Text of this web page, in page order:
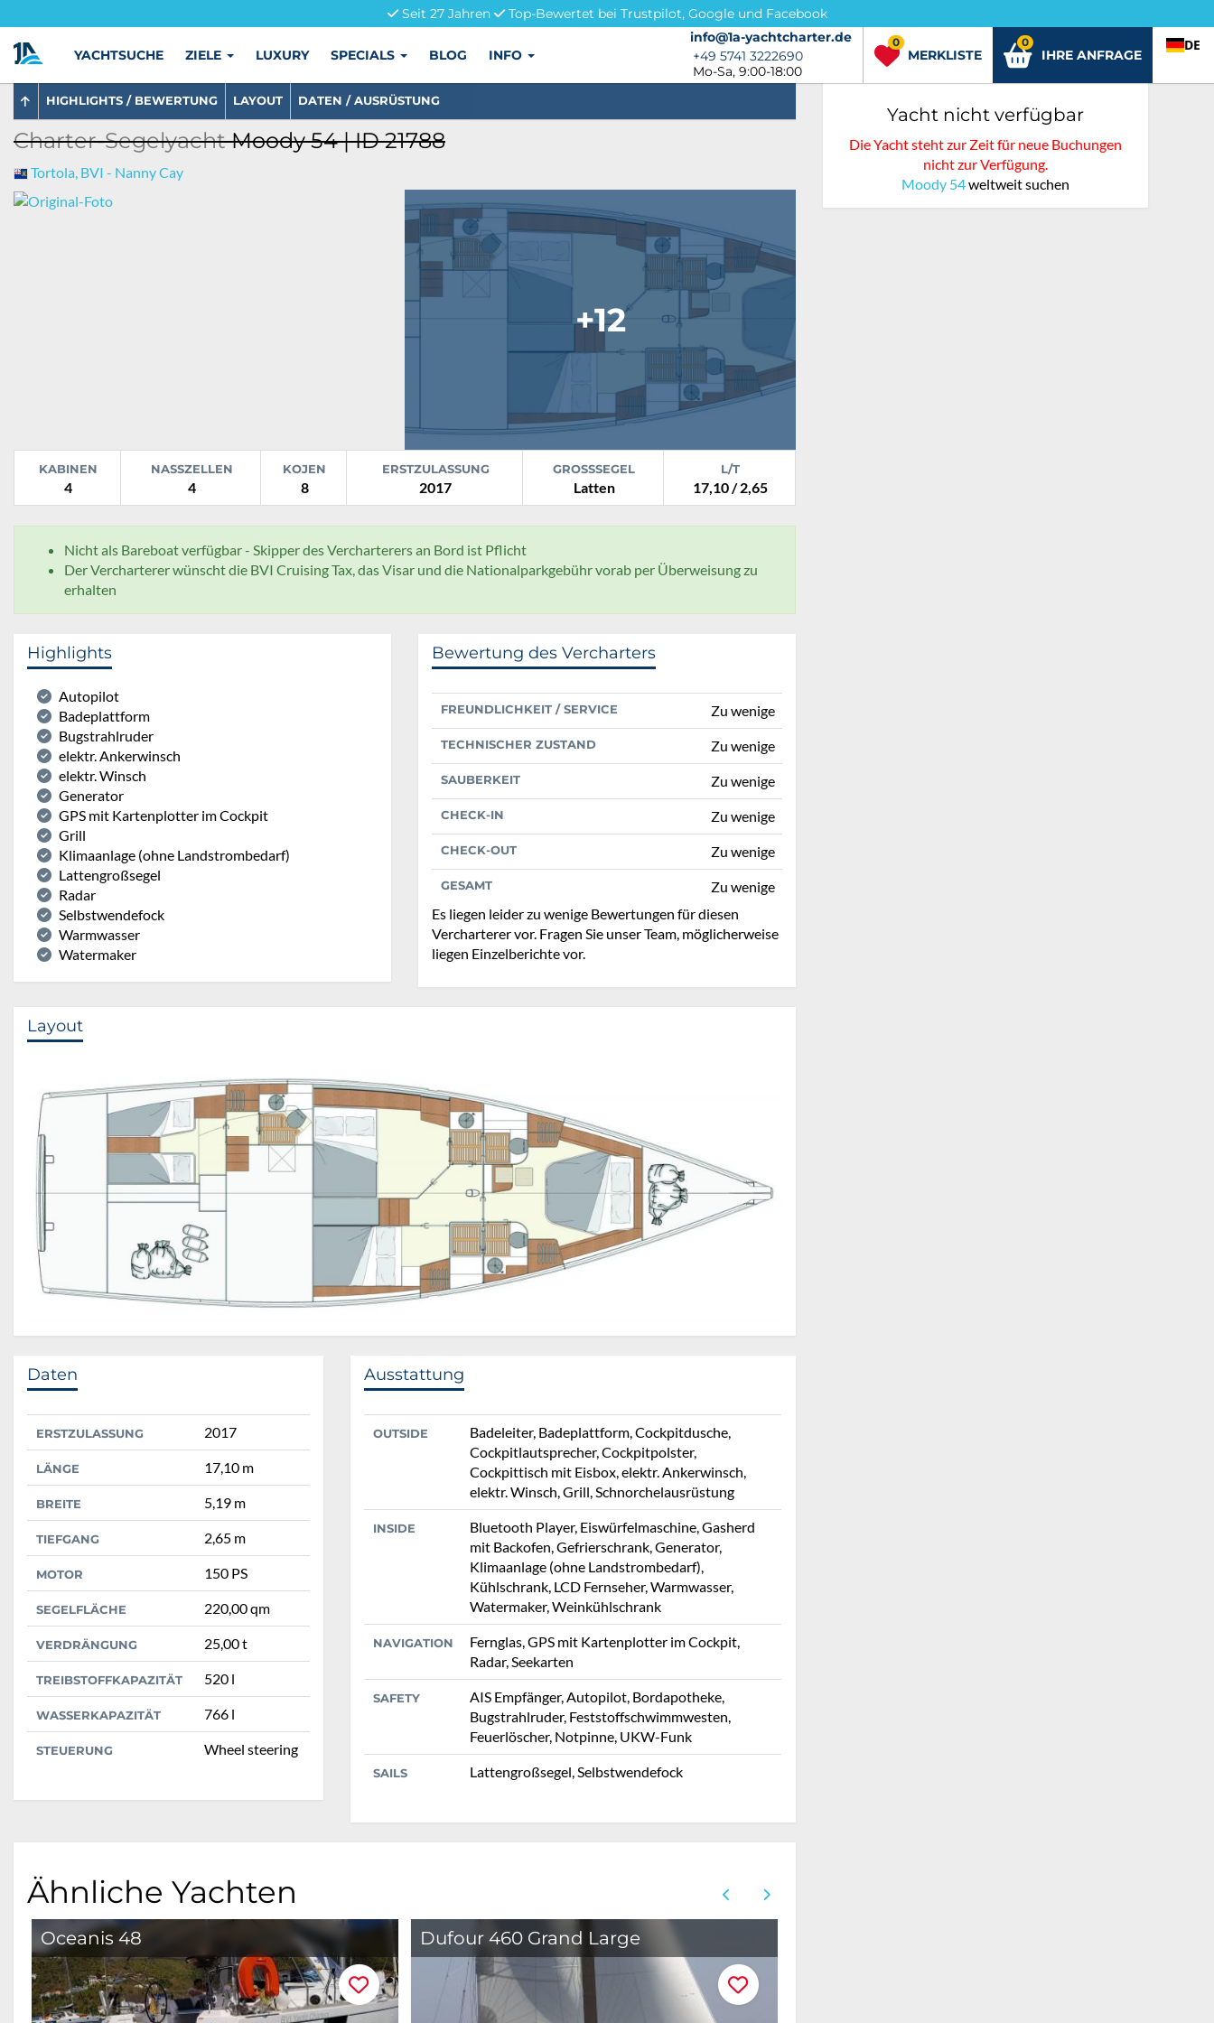
Seit 27 Jahren
Top-Bewertet bei Trustpilot, Google und Facebook
info@1a-yachtcharter.de
info@1a-yachtcharter.de
+49 5741 3222690
+49 5741 3222690
Mo-Sa, 9:00-18:00
MERKLISTE
0
IHRE ANFRAGE
0 DE
YACHTSUCHE ZIELE LUXURY SPECIALS BLOG INFO
HIGHLIGHTS / BEWERTUNG LAYOUT DATEN / AUSRÜSTUNG
Charter-SegelyachtMoody 54 | ID 21788
Tortola, BVI - Nanny Cay
+12
KABINEN
4
NASSZELLEN
4
KOJEN
8
ERSTZULASSUNG
2017
GROSSSEGEL
Latten
L/T
17,10 / 2,65
Nicht als Bareboat verfügbar - Skipper des Vercharterers an Bord ist Pflicht
Der Vercharterer wünscht die BVI Cruising Tax, das Visar und die Nationalparkgebühr vorab per Überweisung zu
erhalten
Highlights
Autopilot
Badeplattform
Bugstrahlruder
elektr. Ankerwinsch
elektr. Winsch
Generator
GPS mit Kartenplotter im Cockpit
Grill
Klimaanlage (ohne Landstrombedarf)
Lattengroßsegel
Radar
Selbstwendefock
Warmwasser
Watermaker
Bewertung des Vercharters
FREUNDLICHKEIT / SERVICE Zu wenige
TECHNISCHER ZUSTAND Zu wenige
SAUBERKEIT Zu wenige
CHECK-IN Zu wenige
CHECK-OUT Zu wenige
GESAMT
Zu wenige
Es liegen leider zu wenige Bewertungen für diesen
Vercharterer vor. Fragen Sie unser Team, möglicherweise
liegen Einzelberichte vor.
Layout
Daten
ERSTZULASSUNG 2017
LÄNGE 17,10 m
BREITE 5,19 m
TIEFGANG 2,65 m
MOTOR 150 PS
SEGELFLÄCHE 220,00 qm
VERDRÄNGUNG 25,00 t
TREIBSTOFFKAPAZITÄT 520 l
WASSERKAPAZITÄT 766 l
STEUERUNG Wheel steering
Ausstattung
OUTSIDE
Badeleiter, Badeplattform, Cockpitdusche,
Cockpitlautsprecher, Cockpitpolster,
Cockpittisch mit Eisbox, elektr. Ankerwinsch,
elektr. Winsch, Grill, Schnorchelausrüstung
INSIDE
Bluetooth Player, Eiswürfelmaschine, Gasherd
mit Backofen, Gefrierschrank, Generator,
Klimaanlage (ohne Landstrombedarf),
Kühlschrank, LCD Fernseher, Warmwasser,
Watermaker, Weinkühlschrank
NAVIGATION
Fernglas, GPS mit Kartenplotter im Cockpit,
Radar, Seekarten
SAFETY
AIS Empfänger, Autopilot, Bordapotheke,
Bugstrahlruder, Feststoffschwimmwesten,
Feuerlöscher, Notpinne, UKW-Funk
SAILS Lattengroßsegel, Selbstwendefock
Ähnliche Yachten
Oceanis 48 Dufour 460 Grand Large
Yacht nicht verfügbar
Die Yacht steht zur Zeit für neue Buchungen
nicht zur Verfügung.
Moody 54weltweit suchen